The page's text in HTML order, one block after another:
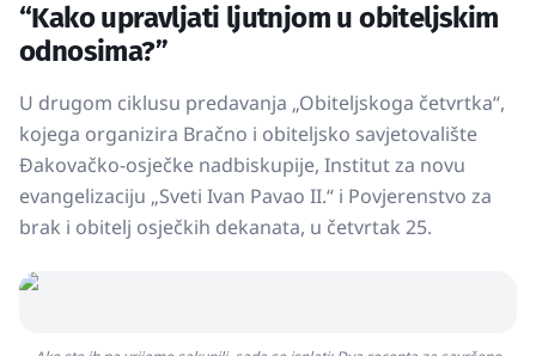
Gospodarstvo
Život
Crna kronika
Sport
Kultura
Osmrtnice
“Kako upravljati ljutnjom u obiteljskim
odnosima?”
U drugom ciklusu predavanja „Obiteljskoga četvrtka“,
kojega organizira Bračno i obiteljsko savjetovalište
Đakovačko-osječke nadbiskupije, Institut za novu
evangelizaciju „Sveti Ivan Pavao II.“ i Povjerenstvo za
brak i obitelj osječkih dekanata, u četvrtak 25.